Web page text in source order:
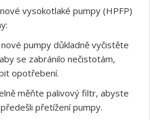
vysokotlaké pumpy (HPFP)
pumpy důkladně vyčistěte
se zabránilo nečistotám,
opotřebení.
měňte palivový filtr, abyste
přetížení pumpy.